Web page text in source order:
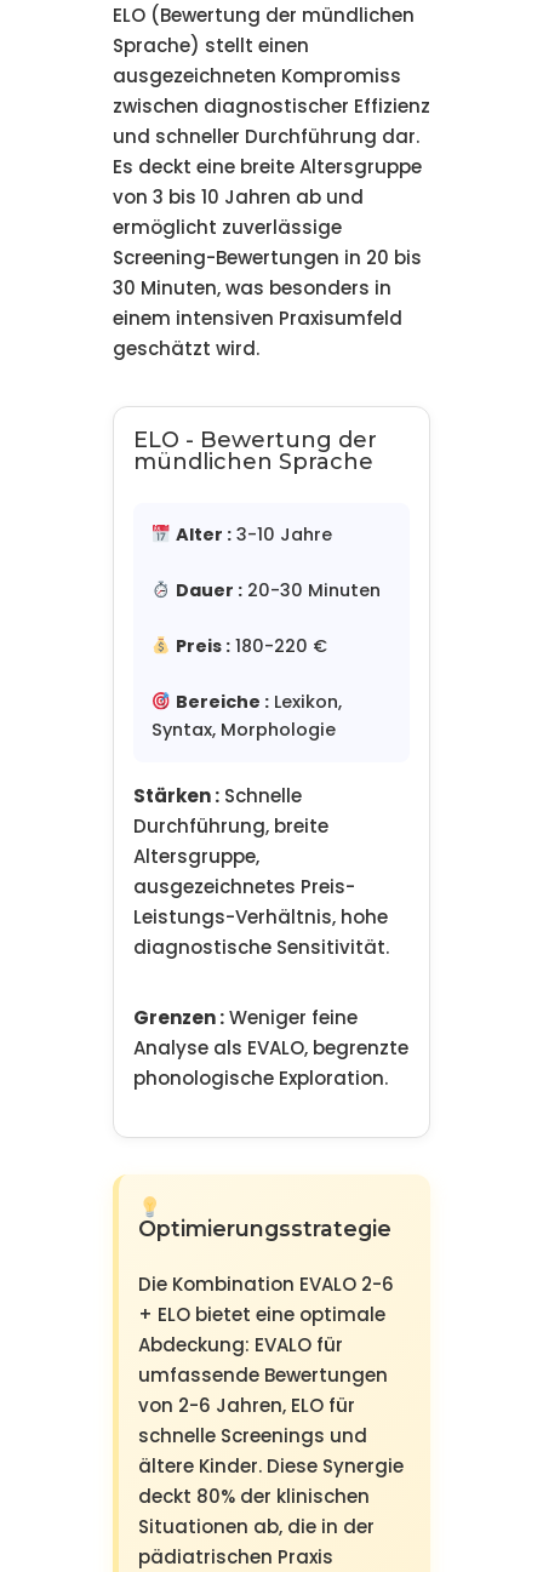
ELO (Bewertung der mündlichen
Sprache) stellt einen
ausgezeichneten Kompromiss
zwischen diagnostischer Effizienz
und schneller Durchführung dar.
Es deckt eine breite Altersgruppe
von 3 bis 10 Jahren ab und
ermöglicht zuverlässige
Screening-Bewertungen in 20 bis
30 Minuten, was besonders in
einem intensiven Praxisumfeld
geschätzt wird.
ELO - Bewertung der
mündlichen Sprache
Alter : 3-10 Jahre
Dauer : 20-30 Minuten
Preis : 180-220 €
Bereiche : Lexikon,
Syntax, Morphologie
Stärken :Schnelle
Durchführung, breite
Altersgruppe,
ausgezeichnetes Preis-
Leistungs-Verhältnis, hohe
diagnostische Sensitivität.
Grenzen :Weniger feine
Analyse als EVALO, begrenzte
phonologische Exploration.
Optimierungsstrategie
Die Kombination EVALO 2-6
+ ELO bietet eine optimale
Abdeckung: EVALO für
umfassende Bewertungen
von 2-6 Jahren, ELO für
schnelle Screenings und
ältere Kinder. Diese Synergie
deckt 80% der klinischen
Situationen ab, die in der
pädiatrischen Praxis